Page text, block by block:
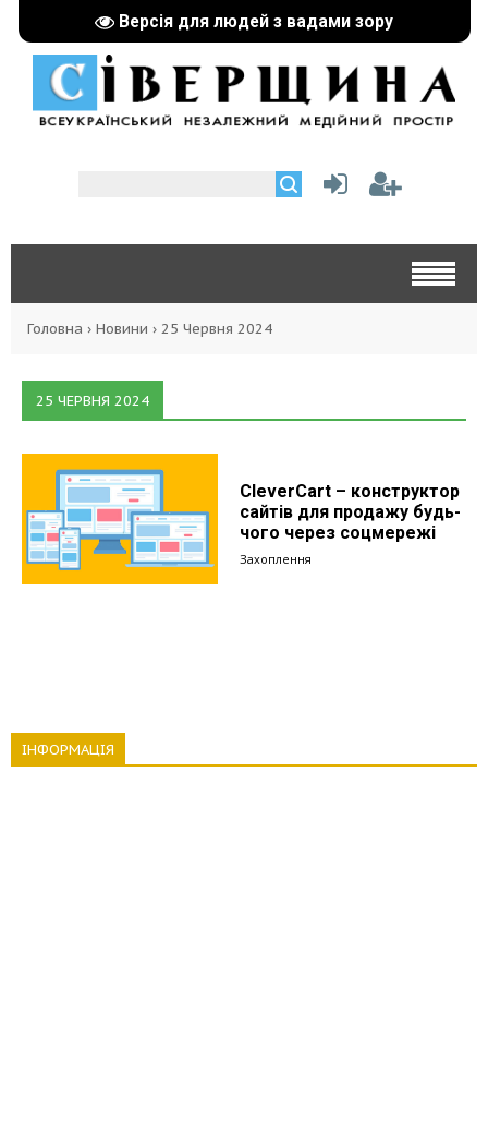
Версія для людей з вадами зору
Головна › Новини › 25 Червня 2024
25 ЧЕРВНЯ 2024
CleverCart – конструктор
сайтів для продажу будь-
чого через соцмережі
Захоплення
ІНФОРМАЦІЯ